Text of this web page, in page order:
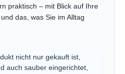
praktisch – mit Blick auf Ihre
das, was Sie im Alltag
nicht nur gekauft ist,
auch sauber eingerichtet,